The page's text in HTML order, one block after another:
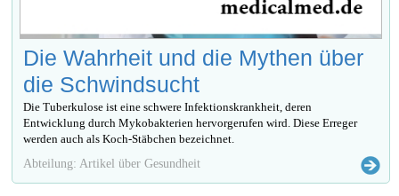
Die Wahrheit und die Mythen über
die Schwindsucht
Die Tuberkulose ist eine schwere Infektionskrankheit, deren
Entwicklung durch Mykobakterien hervorgerufen wird. Diese Erreger
werden auch als Koch-Stäbchen bezeichnet.
Abteilung: Artikel über Gesundheit